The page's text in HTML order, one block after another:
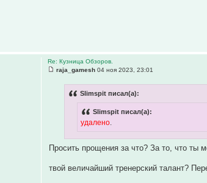
Re: Кузница Обзоров.
raja_gamesh 04 ноя 2023, 23:01
Slimspit писал(а):
Slimspit писал(а):
удалено.
Просить прощения за что? За то, что ты
твой величайший тренерский талант?